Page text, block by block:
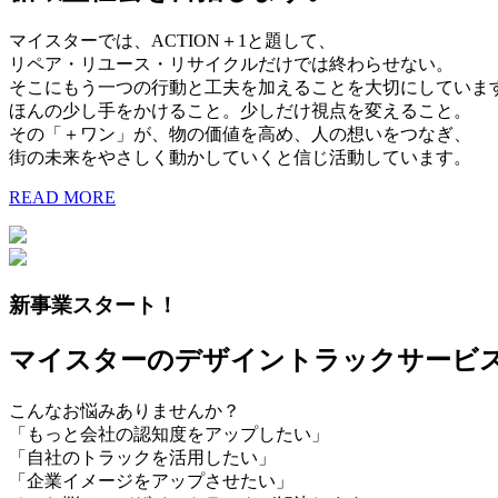
マイスターでは、ACTION＋1と題して、
リペア・リユース・リサイクルだけでは終わらせない。
そこにもう一つの行動と工夫を加えることを大切にしていま
ほんの少し手をかけること。少しだけ視点を変えること。
その「＋ワン」が、物の価値を高め、人の想いをつなぎ、
街の未来をやさしく動かしていくと信じ活動しています。
READ MORE
新事業スタート！
マイスターのデザイントラックサービ
こんなお悩みありませんか？
「もっと会社の認知度をアップしたい」
「自社のトラックを活用したい」
「企業イメージをアップさせたい」